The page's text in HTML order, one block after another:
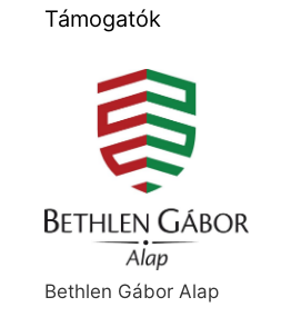
Támogatók
Bethlen Gábor Alap